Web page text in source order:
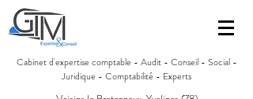
Cabinet d'expertise comptable - Audit - Conseil - Social -
Juridique - Comptabilité - Experts